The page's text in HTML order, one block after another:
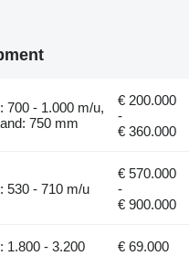
700 - 1.000 m/u,
750 mm
€ 200.000
-
€ 360.000
530 - 710 m/u
€ 570.000
-
€ 900.000
1.800 - 3.200
€ 69.000